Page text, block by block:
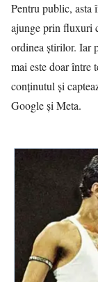
Pentru public, asta
ajunge prin fluxuri
ordinea știrilor. Iar
mai este doar între
conținutul și
Google și Meta.